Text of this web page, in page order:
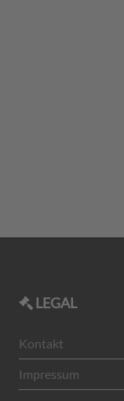
LEGAL
Kontakt
Impressum